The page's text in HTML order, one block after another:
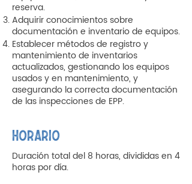
reserva.
Adquirir conocimientos sobre
documentación e inventario de equipos.
Establecer métodos de registro y
mantenimiento de inventarios
actualizados, gestionando los equipos
usados y en mantenimiento, y
asegurando la correcta documentación
de las inspecciones de EPP.
HORARIO
Duración total del 8 horas, divididas en 4
horas por día.